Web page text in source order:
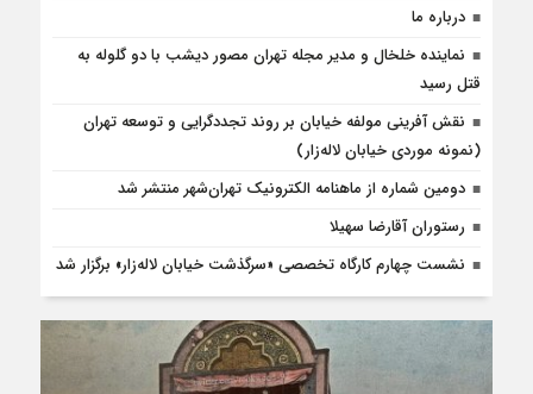
درباره ما
نماینده خلخال و مدیر مجله تهران مصور دیشب با دو گلوله به
قتل رسید
نقش آفرینی مولفه خیابان بر روند تجددگرایی و توسعه تهران
(نمونه موردی خیابان لاله‌زار)
دومین شماره از ماهنامه الکترونیک تهران‌شهر منتشر شد
رستوران آقارضا سهیلا
نشست چهارم کارگاه تخصصی «سرگذشت خیابان لاله‌زار» برگزار شد